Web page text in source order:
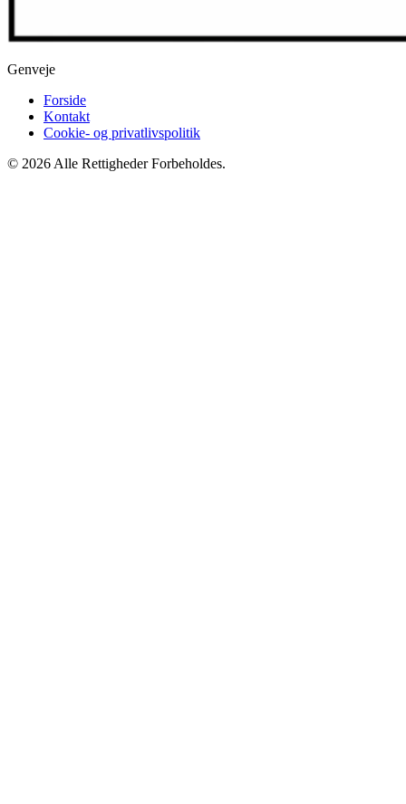
Genveje
Forside
Kontakt
Cookie- og privatlivspolitik
© 2026 Alle Rettigheder Forbeholdes.